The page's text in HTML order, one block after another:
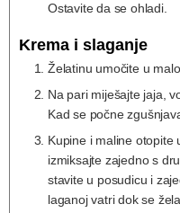
Ostavite da se ohladi.
Krema i slaganje
Želatinu umočite u
Na pari miješajte jaja,
Kad se počne
Kupine i maline otopite
izmiksajte zajedno s
stavite u posudicu i
laganoj vatri dok se